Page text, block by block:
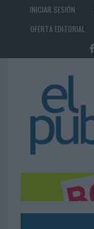
INICIAR SESIÓN
OFERTA EDITORIAL